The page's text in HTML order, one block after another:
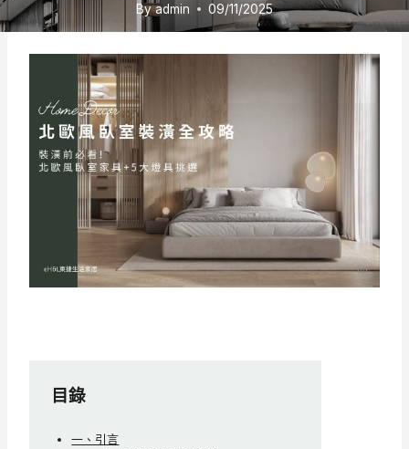
Byadmin 09/11/2025
目錄
一、引言